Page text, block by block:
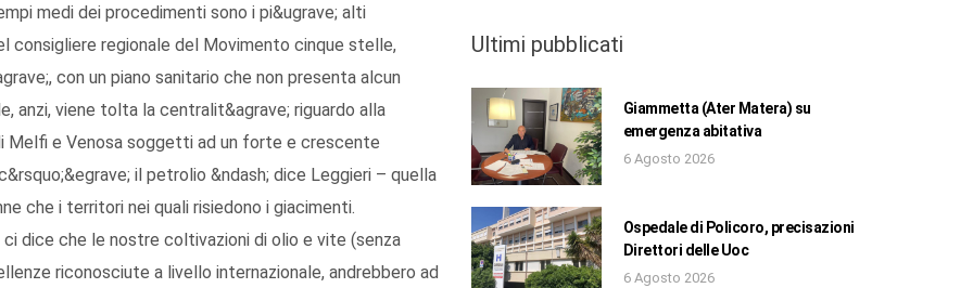
medi dei procedimenti sono i pi&ugrave; alti
consigliere regionale del Movimento cinque stelle,
con un piano sanitario che non presenta alcun
anzi, viene tolta la centralit&agrave; riguardo alla
Melfi e Venosa soggetti ad un forte e crescente
il petrolio &ndash; dice Leggieri – quella
che i territori nei quali risiedono i giacimenti.
dice che le nostre coltivazioni di olio e vite (senza
riconosciute a livello internazionale, andrebbero ad
Ultimi pubblicati
Giammetta (Ater Matera) su
emergenza abitativa
6 Agosto 2026
Ospedale di Policoro, precisazioni
Direttori delle Uoc
6 Agosto 2026